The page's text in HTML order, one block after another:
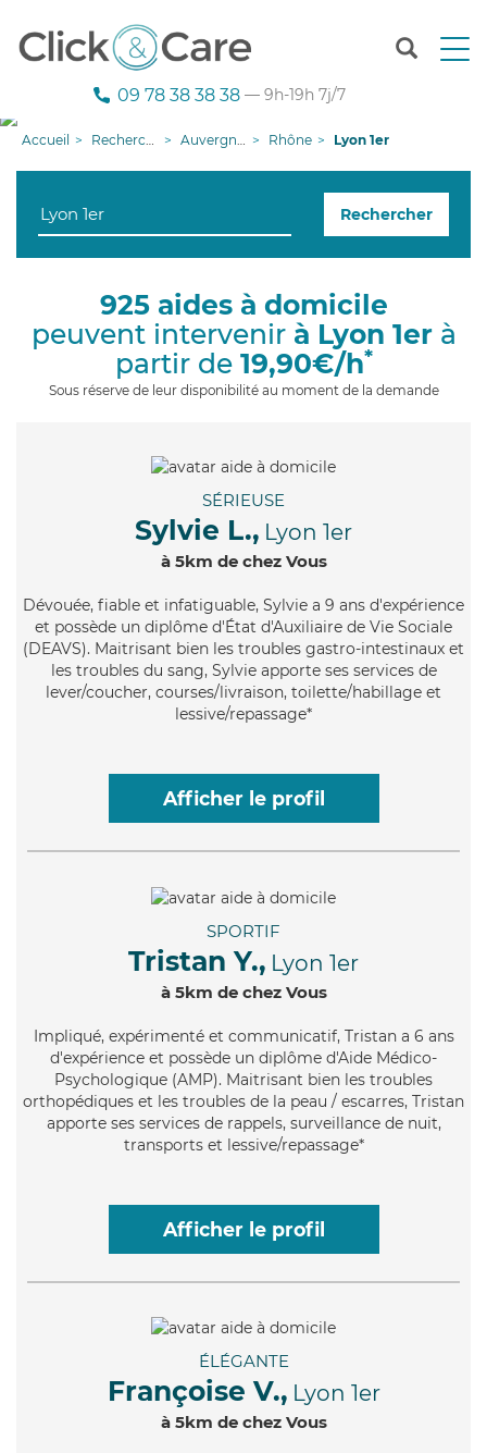
T
n
g
i
09 78 38 38 38 — 9h-19h 7j/7
Accueil Recherche aide à domicile Auvergne-Rhône-Alpes Rhône Lyon 1er
Rechercher
925 aides à domicile
peuvent intervenir à Lyon 1erà
partir de 19,90€/h*
Sous réserve de leur disponibilité au moment de la demande
SÉRIEUSE
Sylvie L., Lyon 1er
à 5km de chez Vous
Dévouée, fiable et infatiguable, Sylvie a 9 ans d'expérience
et possède un diplôme d'État d'Auxiliaire de Vie Sociale
(DEAVS). Maitrisant bien les troubles gastro-intestinaux et
les troubles du sang, Sylvie apporte ses services de
lever/coucher, courses/livraison, toilette/habillage et
lessive/repassage*
Afficher le profil
SPORTIF
Tristan Y., Lyon 1er
à 5km de chez Vous
Impliqué, expérimenté et communicatif, Tristan a 6 ans
d'expérience et possède un diplôme d'Aide Médico-
Psychologique (AMP). Maitrisant bien les troubles
orthopédiques et les troubles de la peau / escarres, Tristan
apporte ses services de rappels, surveillance de nuit,
transports et lessive/repassage*
Afficher le profil
ÉLÉGANTE
Françoise V., Lyon 1er
à 5km de chez Vous